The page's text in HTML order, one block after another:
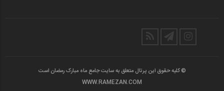
© کلیه حقوق این پرتال متعلق به سایت جامع ماه مبارک رمضان است
WWW.RAMEZAN.COM